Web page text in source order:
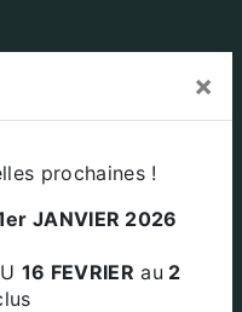
×
prochaines !
JANVIER 2026
16 FEVRIER au 2